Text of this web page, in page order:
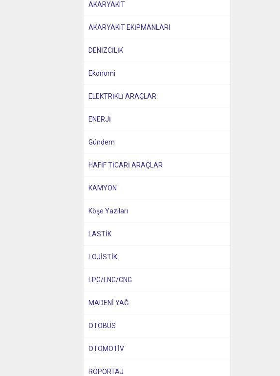
AKARYAKIT
AKARYAKIT EKİPMANLARI
DENİZCİLİK
Ekonomi
ELEKTRİKLİ ARAÇLAR
ENERJİ
Gündem
HAFİF TİCARİ ARAÇLAR
KAMYON
Köşe Yazıları
LASTİK
LOJİSTİK
LPG/LNG/CNG
MADENİ YAĞ
OTOBUS
OTOMOTİV
RÖPORTAJ